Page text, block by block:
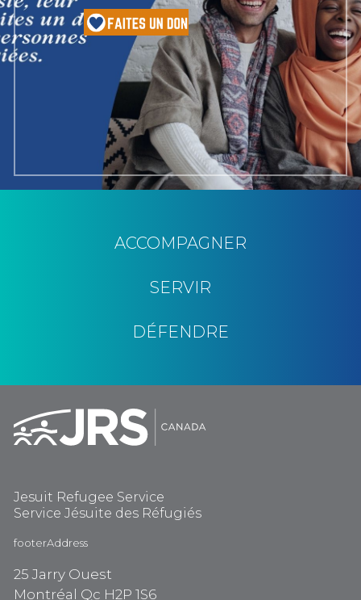
ACCOMPAGNER
SERVIR
DÉFENDRE
Jesuit Refugee Service
Service Jésuite des Réfugiés
footerAddress
25 Jarry Ouest
Montréal Qc H2P 1S6